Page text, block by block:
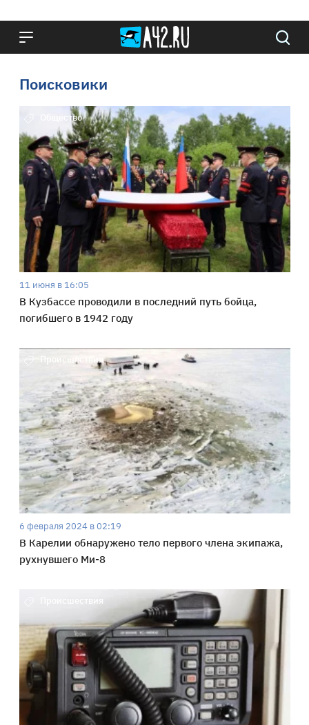
Поисковики
Общество
11 июня в 16:05
В Кузбассе проводили в последний путь бойца,
погибшего в 1942 году
Происшествия
6 февраля 2024 в 02:19
В Карелии обнаружено тело первого члена экипажа,
рухнувшего Ми-8
Происшествия